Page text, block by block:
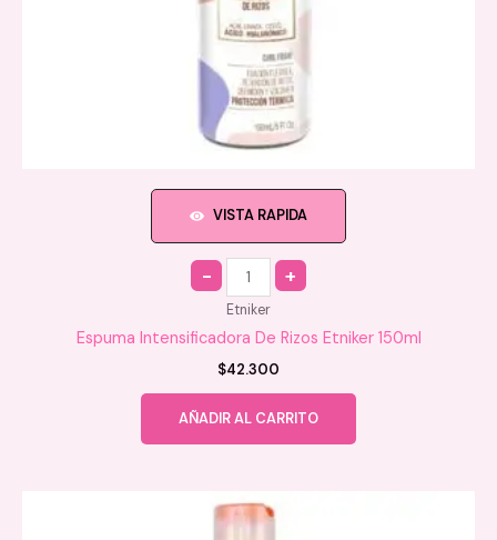
VISTA RAPIDA
Quantity
Etniker
Espuma Intensificadora De Rizos Etniker 150ml
$42.300
AÑADIR AL CARRITO